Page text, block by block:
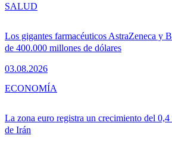
Los gigantes farmacéuticos AstraZeneca y
de 400.000 millones de dólares
03.08.2026
SALUD
La zona euro registra un crecimiento del 0,4
de Irán
ECONOMÍA